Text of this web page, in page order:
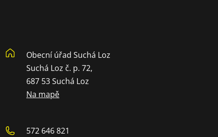
Obecní úřad Suchá Loz
Suchá Loz č. p. 72,
687 53 Suchá Loz
Na mapě
572 646 821